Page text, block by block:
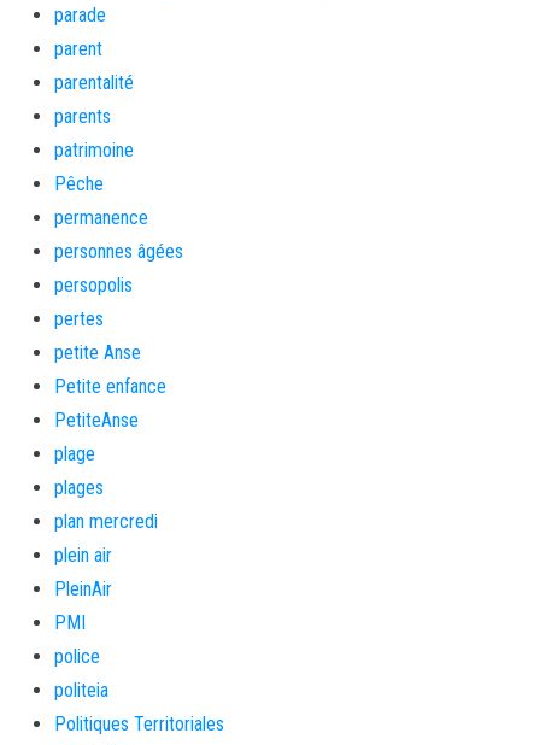
parade
parent
parentalité
parents
patrimoine
Pêche
permanence
personnes âgées
persopolis
pertes
petite Anse
Petite enfance
PetiteAnse
plage
plages
plan mercredi
plein air
PleinAir
PMI
police
politeia
Politiques Territoriales